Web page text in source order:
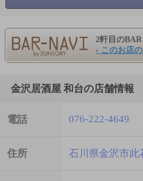
2軒目の
› このお店
金沢居酒屋 和台の店舗情報
電話 076-222-4649
住所 石川県金沢市此